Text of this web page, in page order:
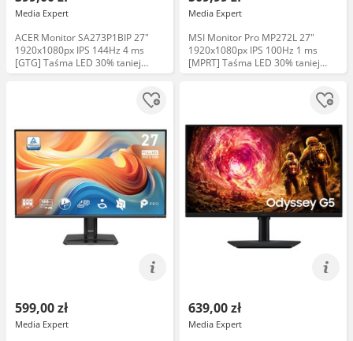
Media Expert
ACER Monitor SA273P1BIP 27"
1920x1080px IPS 144Hz 4 ms
[GTG] Taśma LED 30% taniej
Uchwyt
Media Expert
MSI Monitor Pro MP272L 27"
1920x1080px IPS 100Hz 1 ms
[MPRT] Taśma LED 30% taniej
Uchwyt
599,00 zł
Media Expert
639,00 zł
Media Expert